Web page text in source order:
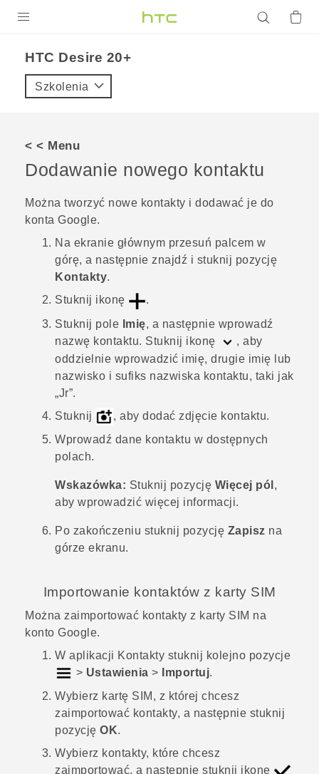
VIVE
POMOC TECHNICZNA
Urządzenia i akcesoria HTC
Zaloguj się
HTC Desire 20+‎
Szkolenia
< < Menu
Dodawanie nowego kontaktu
Można tworzyć nowe kontakty i dodawać je do
konta Google.
Na ekranie głównym przesuń palcem w
górę, a następnie znajdź i stuknij pozycję
Kontakty.
Stuknij ikonę
.
Stuknij pole Imię, a następnie wprowadź
nazwę kontaktu. Stuknij ikonę
, aby
oddzielnie wprowadzić imię, drugie imię lub
nazwisko i sufiks nazwiska kontaktu, taki jak
„Jr”.
Stuknij
, aby dodać zdjęcie kontaktu.
Wprowadź dane kontaktu w dostępnych
polach.
Wskazówka: Stuknij pozycję Więcej pól ,
aby wprowadzić więcej informacji.
Po zakończeniu stuknij pozycję Zapisz na
górze ekranu.
Importowanie kontaktów z karty SIM
Można zaimportować kontakty z karty SIM na
konto Google.
W aplikacji Kontakty stuknij kolejno pozycje
> Ustawienia > Importuj.
Wybierz kartę SIM, z której chcesz
zaimportować kontakty, a następnie stuknij
pozycję OK.
Wybierz kontakty, które chcesz
zaimportować, a następnie stuknij ikonę